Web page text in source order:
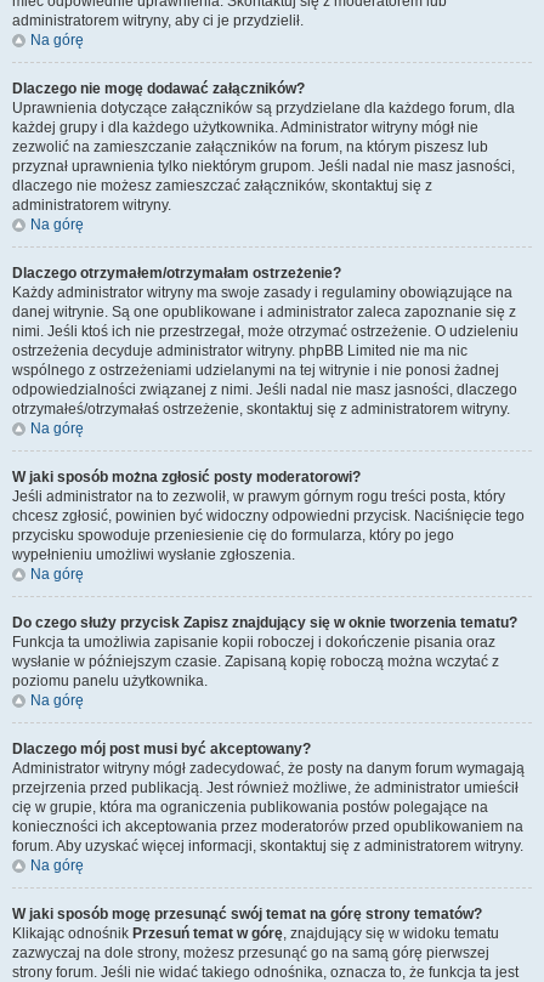
administratorem witryny, aby ci je przydzielił.
Na górę
Dlaczego nie mogę dodawać załączników?
Uprawnienia dotyczące załączników są przydzielane dla każdego forum, dla
każdej grupy i dla każdego użytkownika. Administrator witryny mógł nie
zezwolić na zamieszczanie załączników na forum, na którym piszesz lub
przyznał uprawnienia tylko niektórym grupom. Jeśli nadal nie masz jasności,
dlaczego nie możesz zamieszczać załączników, skontaktuj się z
administratorem witryny.
Na górę
Dlaczego otrzymałem/otrzymałam ostrzeżenie?
Każdy administrator witryny ma swoje zasady i regulaminy obowiązujące na
danej witrynie. Są one opublikowane i administrator zaleca zapoznanie się z
nimi. Jeśli ktoś ich nie przestrzegał, może otrzymać ostrzeżenie. O udzieleniu
ostrzeżenia decyduje administrator witryny. phpBB Limited nie ma nic
wspólnego z ostrzeżeniami udzielanymi na tej witrynie i nie ponosi żadnej
odpowiedzialności związanej z nimi. Jeśli nadal nie masz jasności, dlaczego
otrzymałeś/otrzymałaś ostrzeżenie, skontaktuj się z administratorem witryny.
Na górę
W jaki sposób można zgłosić posty moderatorowi?
Jeśli administrator na to zezwolił, w prawym górnym rogu treści posta, który
chcesz zgłosić, powinien być widoczny odpowiedni przycisk. Naciśnięcie tego
przycisku spowoduje przeniesienie cię do formularza, który po jego
wypełnieniu umożliwi wysłanie zgłoszenia.
Na górę
Do czego służy przycisk Zapisz znajdujący się w oknie tworzenia tematu?
Funkcja ta umożliwia zapisanie kopii roboczej i dokończenie pisania oraz
wysłanie w późniejszym czasie. Zapisaną kopię roboczą można wczytać z
poziomu panelu użytkownika.
Na górę
Dlaczego mój post musi być akceptowany?
Administrator witryny mógł zadecydować, że posty na danym forum wymagają
przejrzenia przed publikacją. Jest również możliwe, że administrator umieścił
cię w grupie, która ma ograniczenia publikowania postów polegające na
konieczności ich akceptowania przez moderatorów przed opublikowaniem na
forum. Aby uzyskać więcej informacji, skontaktuj się z administratorem witryny.
Na górę
W jaki sposób mogę przesunąć swój temat na górę strony tematów?
Klikając odnośnik Przesuń temat w górę, znajdujący się w widoku tematu
zazwyczaj na dole strony, możesz przesunąć go na samą górę pierwszej
strony forum. Jeśli nie widać takiego odnośnika, oznacza to, że funkcja ta jest